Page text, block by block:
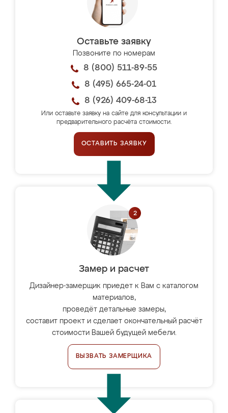
Оставьте заявку
Позвоните по номерам
8 (800) 511-89-55
8 (495) 665-24-01
8 (926) 409-68-13
Или оставьте заявку на сайте для консультации и
предварительного расчёта стоимости.
ОСТАВИТЬ ЗАЯВКУ
Замер и расчет
Дизайнер-замерщик приедет к Вам с каталогом
материалов,
проведёт детальные замеры,
составит проект и сделает окончательный расчёт
стоимости Вашей будущей мебели.
ВЫЗВАТЬ ЗАМЕРЩИКА